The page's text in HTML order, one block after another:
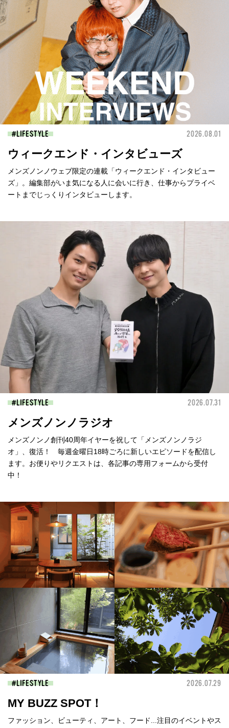
LIFESTYLE 2026.08.01
ウィークエンド・インタビューズ
メンズノンノウェブ限定の連載「ウィークエンド・インタビュー
ズ」。編集部がいま気になる人に会いに行き、仕事からプライベ
ートまでじっくりインタビューします。
LIFESTYLE 2026.07.31
メンズノンノラジオ
メンズノンノ創刊40周年イヤーを祝して「メンズノンノラジ
オ」、復活！ 毎週金曜日18時ごろに新しいエピソードを配信し
ます。お便りやリクエストは、各記事の専用フォームから受付
中！
LIFESTYLE 2026.07.29
MY BUZZ SPOT！
ファッション、ビューティ、アート、フード...注目のイベントやス